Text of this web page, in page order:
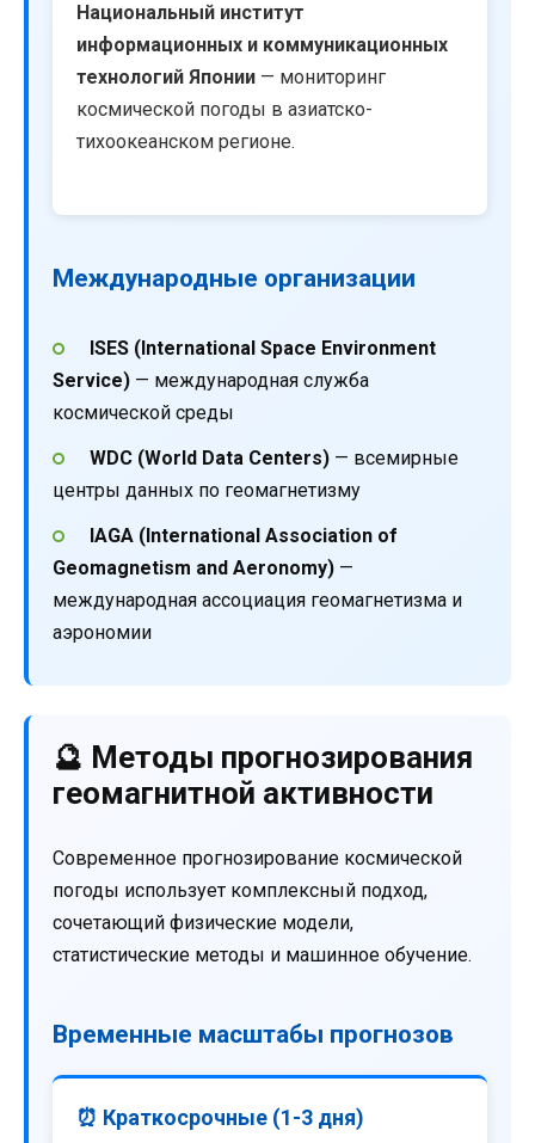
Национальный институт
информационных и коммуникационных
технологий Японии — мониторинг
космической погоды в азиатско-
тихоокеанском регионе.
Международные организации
ISES (International Space Environment
Service) — международная служба
космической среды
WDC (World Data Centers)— всемирные
центры данных по геомагнетизму
IAGA (International Association of
Geomagnetism and Aeronomy) —
международная ассоциация геомагнетизма и
аэрономии
🔮 Методы прогнозирования
геомагнитной активности
Современное прогнозирование космической
погоды использует комплексный подход,
сочетающий физические модели,
статистические методы и машинное обучение.
Временные масштабы прогнозов
⏰ Краткосрочные (1-3 дня)